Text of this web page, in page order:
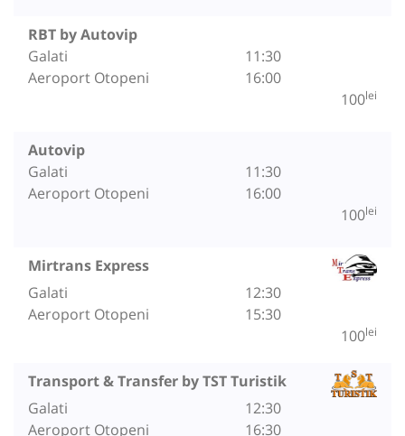
RBT by Autovip
Galati
Aeroport Otopeni
11:30
16:00
100lei
Autovip
Galati
Aeroport Otopeni
11:30
16:00
100lei
Mirtrans Express
Galati
Aeroport Otopeni
12:30
15:30
100lei
Transport & Transfer by TST Turistik
Galati
Aeroport Otopeni
12:30
16:30